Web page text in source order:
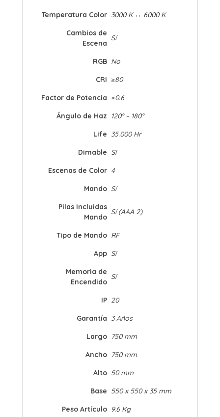
Temperatura Color 3000 K ↔ 6000 K
Cambios de
Escena
Sí
RGB No
CRI ≥80
Factor de Potencia ≥0.6
Ángulo de Haz 120° – 180°
Life 35.000 Hr
Dimable Sí
Escenas de Color 4
Mando Sí
Pilas Incluidas
Mando
Sí (AAA 2)
Tipo de Mando RF
App Sí
Memoria de
Encendido
Sí
IP 20
Garantía 3 Años
Largo 750 mm
Ancho 750 mm
Alto 50 mm
Base 550 x 550 x 35 mm
Peso Artículo 9.6 Kg